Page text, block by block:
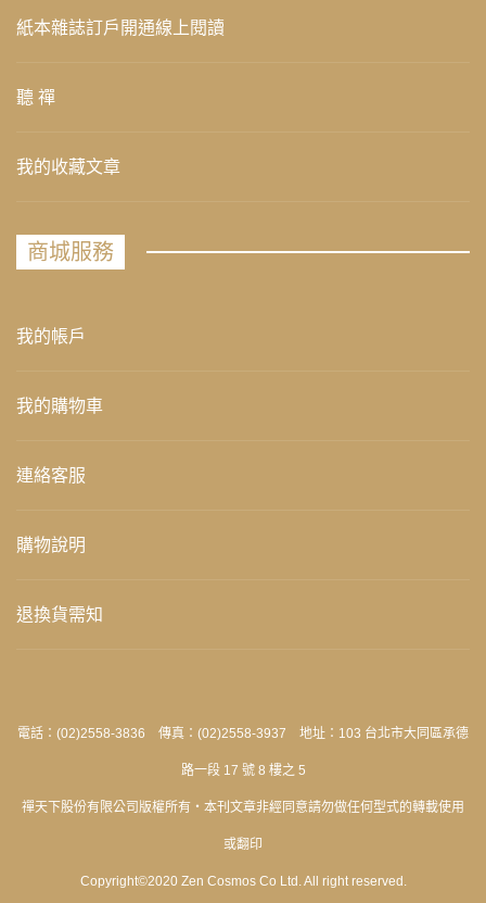
紙本雜誌訂戶開通線上閱讀
聽 禪
我的收藏文章
商城服務
我的帳戶
我的購物車
連絡客服
購物說明
退換貨需知
電話：(02)2558-3836 傳真：(02)2558-3937 地址：103 台北市大同區承德
路一段 17 號 8 樓之 5
禪天下股份有限公司版權所有‧本刊文章非經同意請勿做任何型式的轉載使用
或翻印
Copyright©2020 Zen Cosmos Co Ltd. All right reserved.